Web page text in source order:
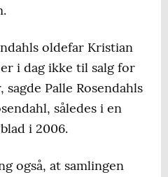
oldefar Kristian
i dag ikke til salg for
Palle Rosendahls
således i en
i 2006.
også, at samlingen